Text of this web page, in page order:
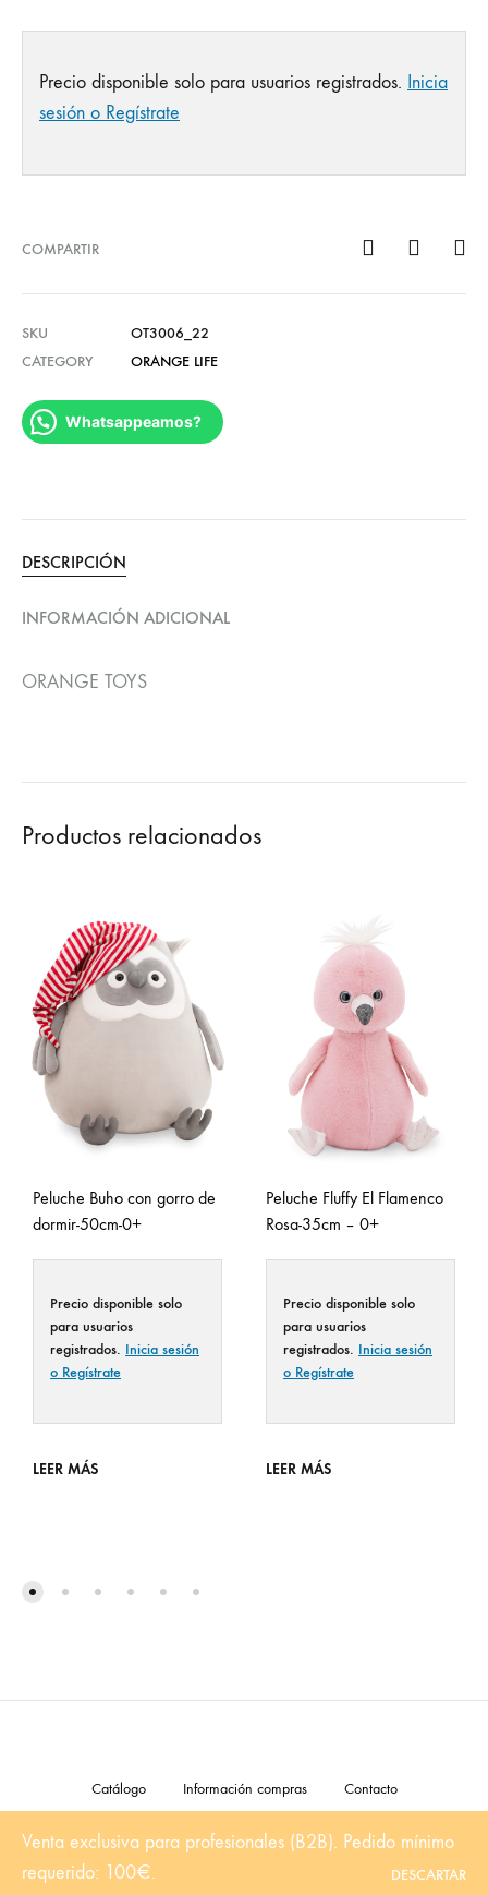
Precio disponible solo para usuarios registrados. Inicia
sesión o Regístrate
COMPARTIR
SKU
OT3006_22
CATEGORY
ORANGE LIFE
Whatsappeamos?
DESCRIPCIÓN
INFORMACIÓN ADICIONAL
ORANGE TOYS
Productos relacionados
Peluche Buho con gorro de
dormir-50cm-0+
Precio disponible solo
para usuarios
registrados. Inicia sesión
o Regístrate
LEER MÁS
Peluche Fluffy El Flamenco
Rosa-35cm – 0+
Precio disponible solo
para usuarios
registrados. Inicia sesión
o Regístrate
LEER MÁS
Catálogo Información compras Contacto
©2024 Orange Toys. Todos los derechos están reservados
Venta exclusiva para profesionales (B2B). Pedido mínimo
requerido: 100€.
DESCARTAR